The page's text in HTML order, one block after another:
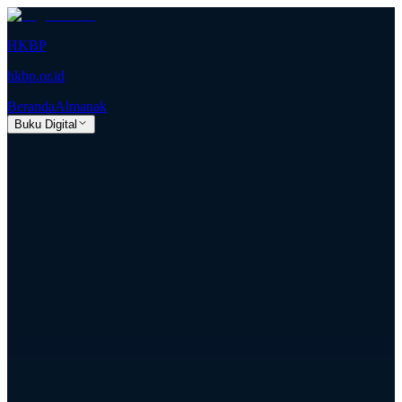
HKBP
hkbp.or.id
BerandaAlmanak
Buku Digital